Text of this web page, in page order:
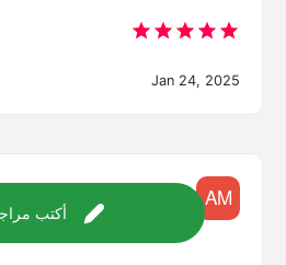
أكتب
Jan 24, 2025